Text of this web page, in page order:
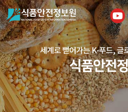
건강하고 안전한 식생활,
든든하게 지키는 식품
식품안전정
세계로 뻗어가는 K-푸드, 글
식품안전